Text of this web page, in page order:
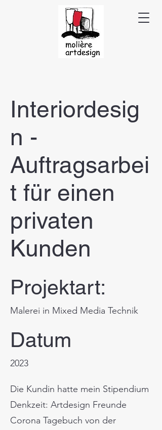
Interiordesig
n -
Auftragsarbei
t für einen
privaten
Kunden
Projektart:
Malerei in Mixed Media Technik
Datum
2023
Die Kundin hatte mein Stipendium
Denkzeit: Artdesign Freunde
Corona Tagebuch von der